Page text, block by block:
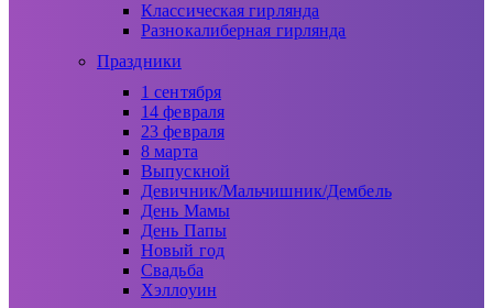
Классическая гирлянда
Разнокалиберная гирлянда
Праздники
1 сентября
14 февраля
23 февраля
8 марта
Выпускной
Девичник/Мальчишник/Дембель
День Мамы
День Папы
Новый год
Свадьба
Хэллоуин